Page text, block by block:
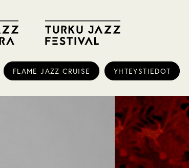
FLAME JAZZ CRUISE YHTEYSTIEDOT